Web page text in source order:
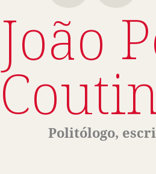
João
Politólogo,